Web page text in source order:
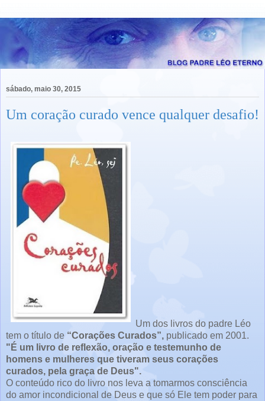
sábado, maio 30, 2015
Um coração curado vence qualquer desafio!
Um dos livros do padre Léo
tem o título de “Corações Curados”, publicado em 2001.
"É um livro de reflexão, oração e testemunho de
homens e mulheres que tiveram seus corações
curados, pela graça de Deus".
O conteúdo rico do livro nos leva a tomarmos consciência
do amor incondicional de Deus e que só Ele tem poder para